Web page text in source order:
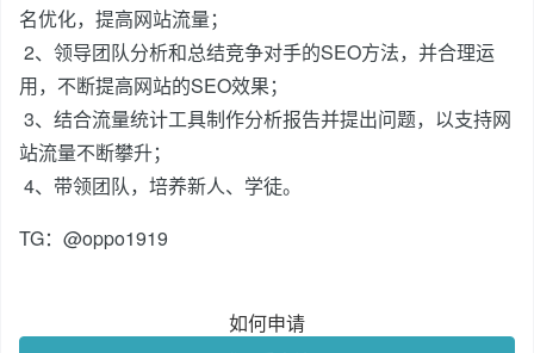
名优化，提高网站流量；
2、领导团队分析和总结竞争对手的SEO方法，并合理运
用，不断提高网站的SEO效果；
3、结合流量统计工具制作分析报告并提出问题，以支持网
站流量不断攀升；
4、带领团队，培养新人、学徒。
TG：@oppo1919
如何申请